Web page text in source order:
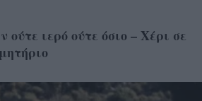
ιερό ούτε όσιο – Χέρι σε